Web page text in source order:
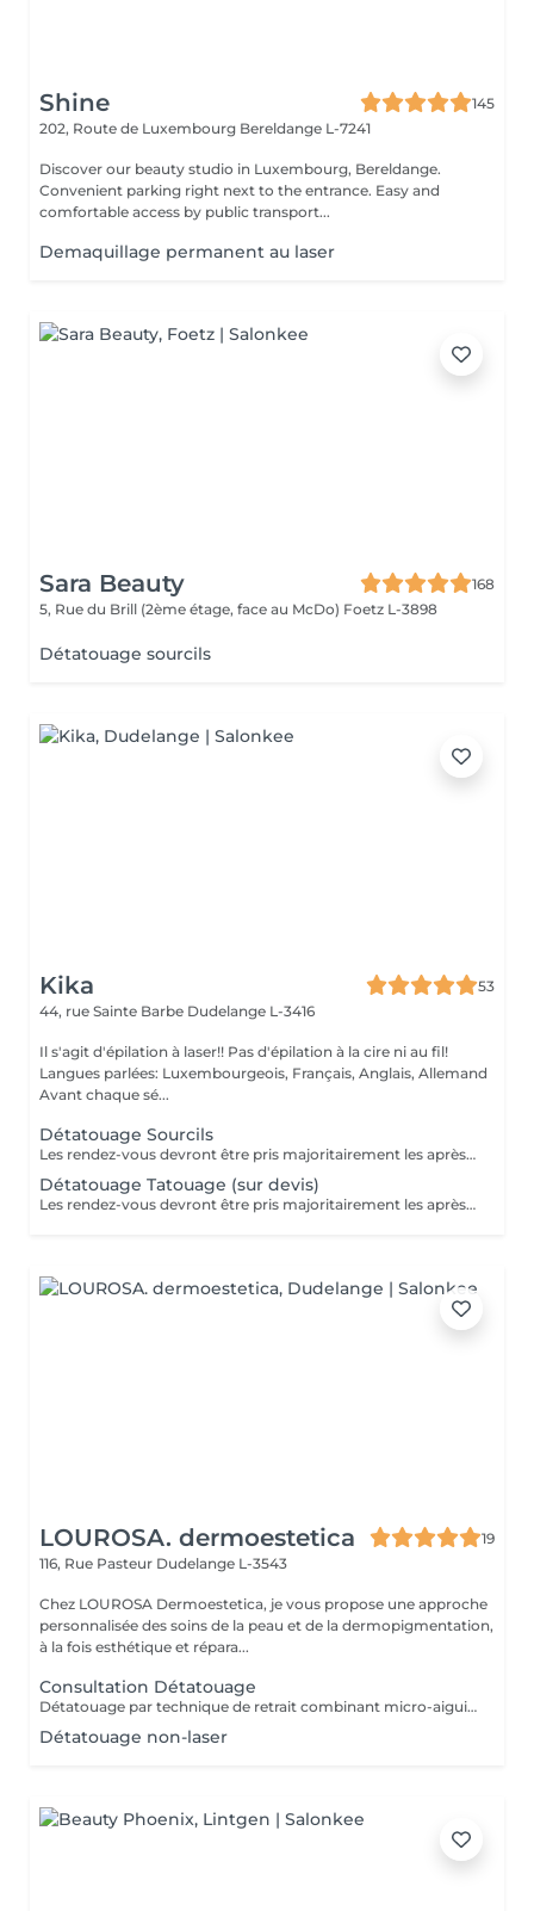
Shine
145
202, Route de Luxembourg Bereldange L-7241
Discover our beauty studio in Luxembourg, Bereldange.
Convenient parking right next to the entrance. Easy and
comfortable access by public transport...
Demaquillage permanent au laser
Sara Beauty
168
5, Rue du Brill (2ème étage, face au McDo) Foetz L-3898
Détatouage sourcils
Kika
53
44, rue Sainte Barbe Dudelange L-3416
Il s'agit d'épilation à laser!! Pas d'épilation à la cire ni au fil!
Langues parlées: Luxembourgeois, Français, Anglais, Allemand
Avant chaque sé...
Détatouage Sourcils
Les rendez-vous devront être pris majoritairement les après-midis. Les rendez-vous se feront donc par appel téléphonique ou sms Merci
Détatouage Tatouage (sur devis)
Les rendez-vous devront être pris majoritairement les après-midis. Les rendez-vous se feront donc par appel téléphonique ou sms Merci
LOUROSA. dermoestetica
19
116, Rue Pasteur Dudelange L-3543
Chez LOUROSA Dermoestetica, je vous propose une approche
personnalisée des soins de la peau et de la dermopigmentation,
à la fois esthétique et répara...
Consultation Détatouage
Détatouage par technique de retrait combinant micro-aiguilletage et solution spécifique, adaptée aux pigments difficiles à traiter au laser . La consultation est requise.
Détatouage non-laser